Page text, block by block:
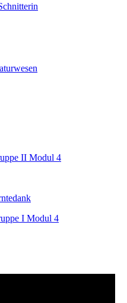
II Modul 4
I Modul 4